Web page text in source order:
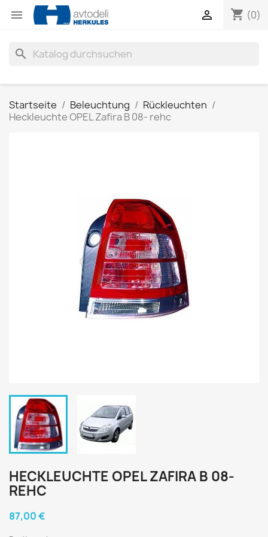
 shopping_cart (0)

search
Startseite Beleuchtung
Rückleuchten
Heckleuchte OPEL Zafira B 08- rehc
HECKLEUCHTE OPEL ZAFIRA B 08-
REHC
87,00 €